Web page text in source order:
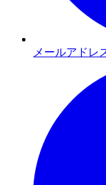
メールアドレ